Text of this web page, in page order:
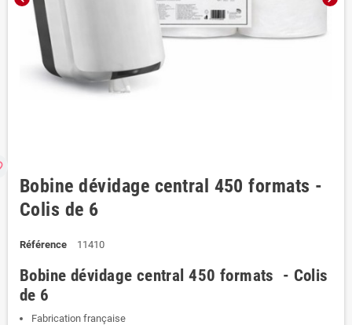
Bobine dévidage central 450 formats -
Colis de 6
Référence 11410
Bobine dévidage central 450 formats - Colis
de 6
Fabrication française